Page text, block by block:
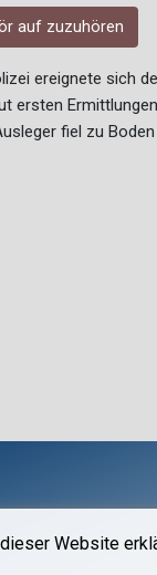
Website
auf zuzuhören
ereignete sich
ersten
fiel zu